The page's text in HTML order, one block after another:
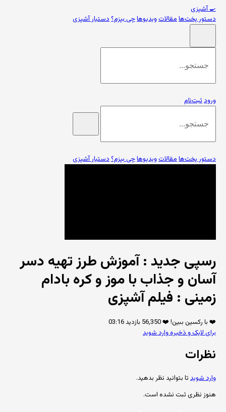
🍳آشپزی
دستور پخت‌هامقالاتویدیوهاچی بپزم؟دستیار آشپزی
ورودثبت‌نام
دستور پخت‌هامقالاتویدیوهاچی بپزم؟دستیار آشپزی
رسپی جدید : آموزش طرز تهیه دسر
آسان و جذاب با موز و کره بادام
زمینی : فیلم آشپزی
❤️ با رکسین ببین! ❤️56,350 بازدید
03:16
برای لایک و ذخیره وارد شوید
نظرات
وارد شوید تا بتوانید نظر بدهید.
هنوز نظری ثبت نشده است.